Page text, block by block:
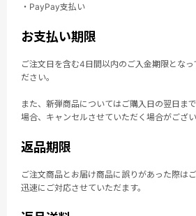
・PayPay支払い
お支払い期限
ご注文日を含む4日間以内のご入金期限となっ
ださい。
また、新弾商品についてはご購入日の翌日ま
場合、キャンセルさせていただく場合がござ
返品期限
ご注文商品とお届け商品に誤りがあった際はご
迅速にご対応させていただます。